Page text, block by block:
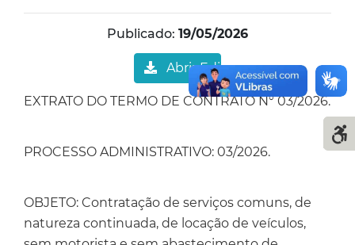
Publicado: 19/05/2026
Abrir Edital
EXTRATO DO TERMO DE CONTRATO N° 03/2026.
PROCESSO ADMINISTRATIVO: 03/2026.
OBJETO: Contratação de serviços comuns, de
natureza continuada, de locação de veículos,